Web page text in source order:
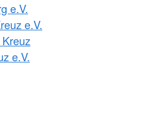
e.V.
e.V.
e.V.